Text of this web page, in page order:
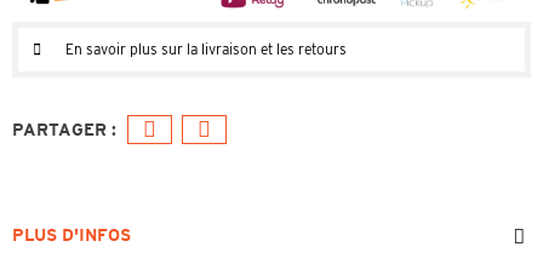
En savoir plus sur la livraison et les retours
PLUS D'INFOS